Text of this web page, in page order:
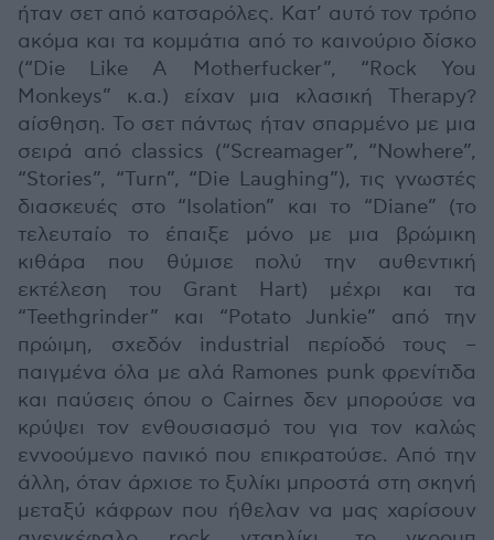
ήταν σετ από κατσαρόλες. Κατ’ αυτό τον τρόπο
ακόμα και τα κομμάτια από το καινούριο δίσκο
(“Die Like A Motherfucker”, “Rock You
Monkeys” κ.α.) είχαν μια κλασική Therapy?
αίσθηση. Το σετ πάντως ήταν σπαρμένο με μια
σειρά από classics (“Screamager”, “Nowhere”,
“Stories”, “Turn”, “Die Laughing”), τις γνωστές
διασκευές στο “Isolation” και το “Diane” (το
τελευταίο το έπαιξε μόνο με μια βρώμικη
κιθάρα που θύμισε πολύ την αυθεντική
εκτέλεση του Grant Hart) μέχρι και τα
“Teethgrinder” και “Potato Junkie” από την
πρώιμη, σχεδόν industrial περίοδό τους –
παιγμένα όλα με αλά Ramones punk φρενίτιδα
και παύσεις όπου ο Cairnes δεν μπορούσε να
κρύψει τον ενθουσιασμό του για τον καλώς
εννοούμενο πανικό που επικρατούσε. Από την
άλλη, όταν άρχισε το ξυλίκι μπροστά στη σκηνή
μεταξύ κάφρων που ήθελαν να μας χαρίσουν